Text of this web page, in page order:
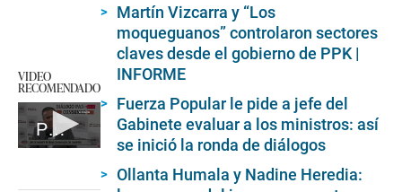
VIDEO
RECOMENDADO
Premier se pronuncia obre investigación a Dina Boluarte
Martín Vizcarra y “Los
moqueguanos” controlaron sectores
claves desde el gobierno de PPK |
INFORME
Fuerza Popular le pide a jefe del
Gabinete evaluar a los ministros: así
se inició la ronda de diálogos
Ollanta Humala y Nadine Heredia: